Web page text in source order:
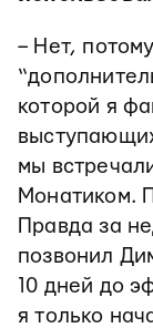
– Нет,
которой я
мы
Монатиком.
Правда за
позвонил
10 дней до
я только